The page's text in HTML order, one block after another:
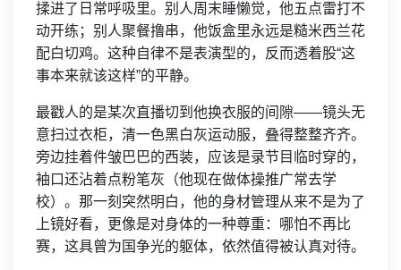
揉进了日常呼吸里。别人周末睡懒觉，他五点雷打不
动开练；别人聚餐撸串，他饭盒里永远是糙米西兰花
配白切鸡。这种自律不是表演型的，反而透着股“这
事本来就该这样”的平静。
最戳人的是某次直播切到他换衣服的间隙——镜头无
意扫过衣柜，清一色黑白灰运动服，叠得整整齐齐。
旁边挂着件皱巴巴的西装，应该是录节目临时穿的，
袖口还沾着点粉笔灰（他现在做体操推广常去学
校）。那一刻突然明白，他的身材管理从来不是为了
上镜好看，更像是对身体的一种尊重：哪怕不再比
赛，这具曾为国争光的躯体，依然值得被认真对待。